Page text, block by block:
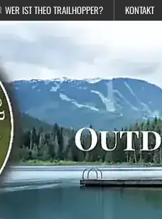
WER IST THEO TRAILHOPPER? KONTAKT